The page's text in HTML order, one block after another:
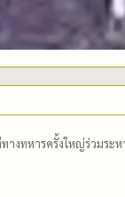
งทหารครั้งใหญ่ร่วมระ